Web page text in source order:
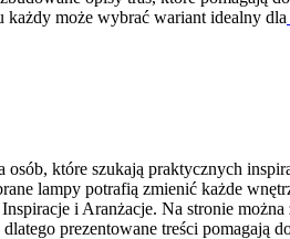
może wybrać wariant idealny dla
które szukają praktycznych
lampy potrafią zmienić każde
i Aranżacje. Na stronie
prezentowane treści pomagają